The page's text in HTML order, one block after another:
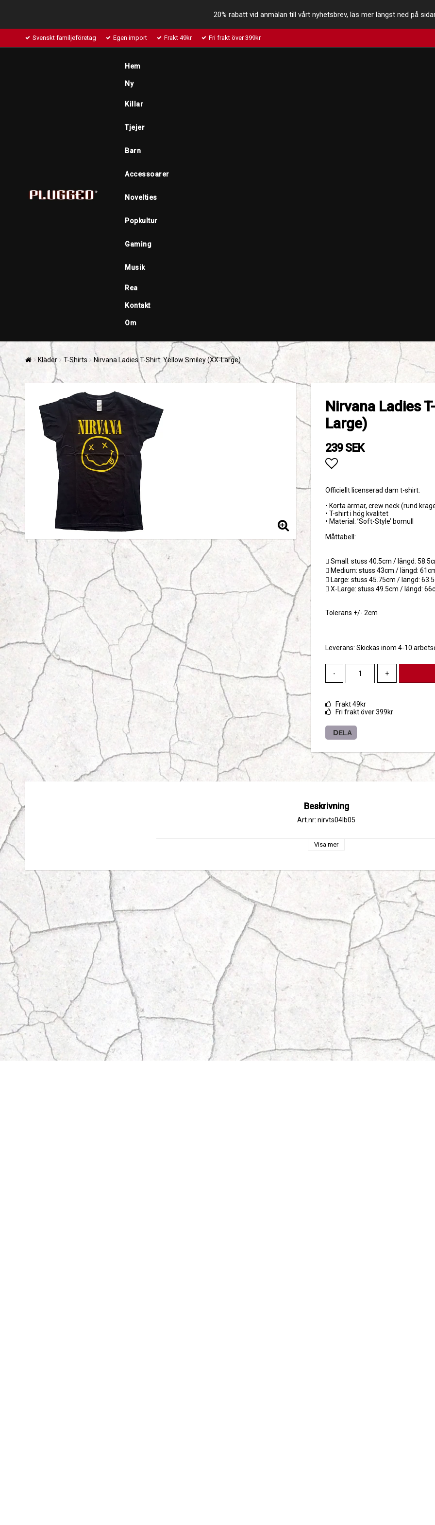
20% rabatt vid anmälan till vårt nyhetsbrev, läs mer längst ned på
Svenskt familjeföretag Egen import Frakt 49kr Fri frakt över 399kr
Hem
Ny
Killar
Tjejer
Barn
Accessoarer
Novelties
Popkultur
Gaming
Musik
Rea
Kontakt
Om
Kläder T-Shirts Nirvana Ladies T-Shirt: Yellow Smiley (XX-Large)
Nirvana Ladies
Large)
239 SEK
Officiellt licenserad dam t-shirt:
• Korta ärmar, crew neck (rund
• T-shirt i hög kvalitet
• Material: ’Soft-Style’ bomull
Måttabell:
 Small: stuss 40.5cm / längd:
 Medium: stuss 43cm / längd:
 Large: stuss 45.75cm / längd:
 X-Large: stuss 49.5cm / längd:
Tolerans +/- 2cm
Leverans: Skickas inom 4-10
- +
Frakt 49kr
Fri frakt över 399kr
DELA
Beskrivning
Art.nr: nirvts04lb05
Visa mer